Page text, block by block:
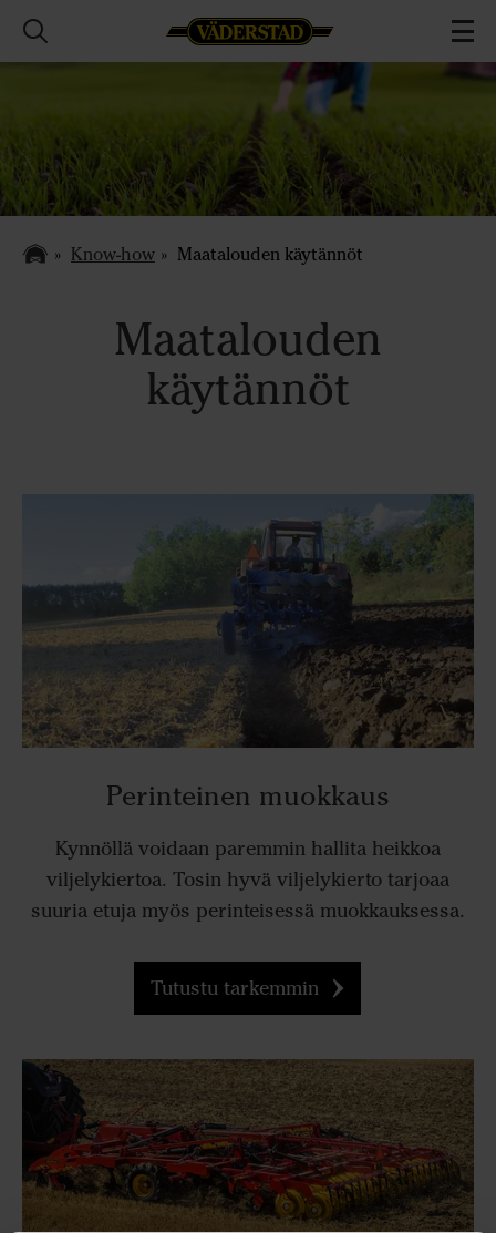
Know-how Maatalouden käytännöt
Maatalouden
käytännöt
Perinteinen muokkaus
Kynnöllä voidaan paremmin hallita heikkoa
viljelykiertoa. Tosin hyvä viljelykierto tarjoaa
suuria etuja myös perinteisessä muokkauksessa.
Tutustu tarkemmin